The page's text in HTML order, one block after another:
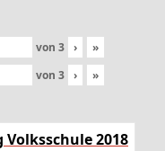
von 3 ›
»
von 3 › »
2018